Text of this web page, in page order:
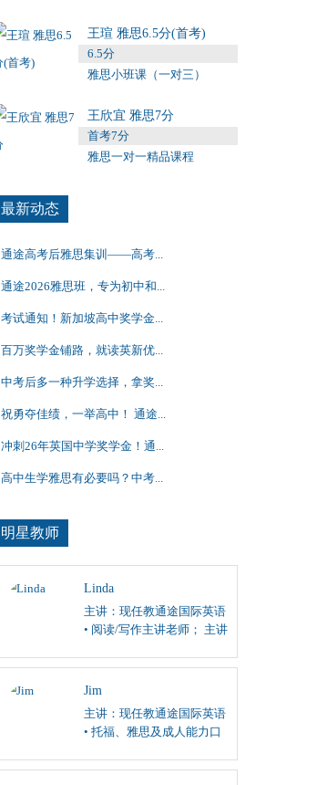
王瑄 雅思6.5分(首考)
6.5分
雅思小班课（一对三）
王欣宜 雅思7分
首考7分
雅思一对一精品课程
最新动态
通途高考后雅思集训——高考...
通途2026雅思班，专为初中和...
考试通知！新加坡高中奖学金...
百万奖学金铺路，就读英新优...
中考后多一种升学选择，拿奖...
祝勇夺佳绩，一举高中！ 通途...
冲刺26年英国中学奖学金！通...
高中生学雅思有必要吗？中考...
明星教师
Linda
主讲：现任教通途国际英语
• 阅读/写作主讲老师； 主讲
阅读、英国文学课程；
Jim
主讲：现任教通途国际英语
• 托福、雅思及成人能力口